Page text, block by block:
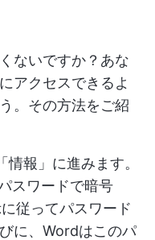
ないですか？あな
アクセスできるよ
。その方法をご紹
報」に進みます。
スワードで暗号
従ってパスワード
に、Wordはこのパ